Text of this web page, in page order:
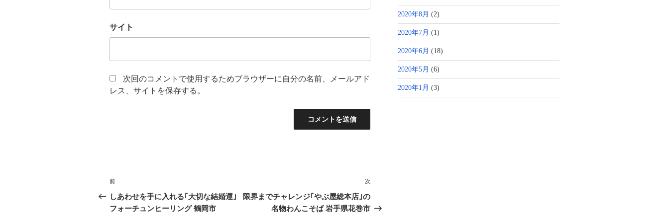
サイト
次回のコメントで使用するためブラウザーに自分の名前、メールアド
レス、サイトを保存する。
投
稿
ナ
前
の
投
前
しあわせを手に入れる｢大切な結婚運｣
フォーチュンヒーリング 鶴岡市
投
次
限界までチャレンジ｢やぶ屋総本店｣の
名物わんこそば 岩手県花巻市
2020年8月 (2)
2020年7月 (1)
2020年6月 (18)
2020年5月 (6)
2020年1月 (3)